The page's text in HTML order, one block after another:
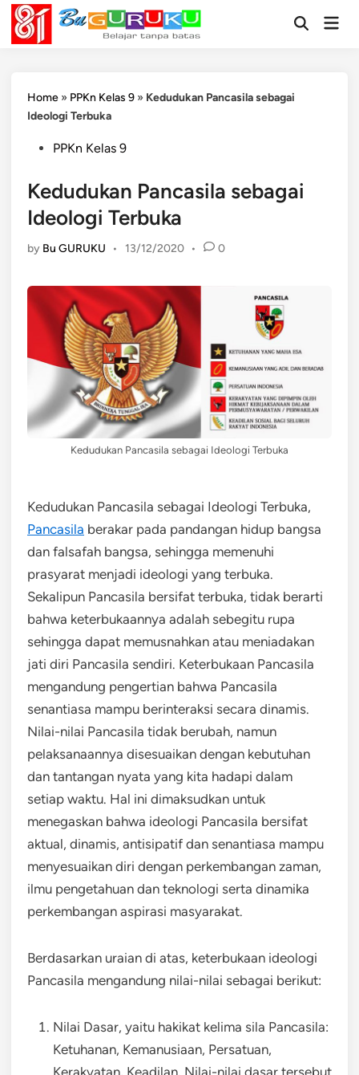
Skip
content
OpenMain
Home » PPKn Kelas 9 » Kedudukan Pancasila sebagai
Ideologi Terbuka
PostedPPKn Kelas 9
Kedudukan Pancasila sebagai
Ideologi Terbuka
by Bu GURUKU • 13/12/2020 • 0
Kedudukan Pancasila sebagai Ideologi Terbuka
Kedudukan Pancasila sebagai Ideologi Terbuka,
Pancasila berakar pada pandangan hidup bangsa
dan falsafah bangsa, sehingga memenuhi
prasyarat menjadi ideologi yang terbuka.
Sekalipun Pancasila bersifat terbuka, tidak berarti
bahwa keterbukaannya adalah sebegitu rupa
sehingga dapat memusnahkan atau meniadakan
jati diri Pancasila sendiri. Keterbukaan Pancasila
mengandung pengertian bahwa Pancasila
senantiasa mampu berinteraksi secara dinamis.
Nilai-nilai Pancasila tidak berubah, namun
pelaksanaannya disesuaikan dengan kebutuhan
dan tantangan nyata yang kita hadapi dalam
setiap waktu. Hal ini dimaksudkan untuk
menegaskan bahwa ideologi Pancasila bersifat
aktual, dinamis, antisipatif dan senantiasa mampu
menyesuaikan diri dengan perkembangan zaman,
ilmu pengetahuan dan teknologi serta dinamika
perkembangan aspirasi masyarakat.
Berdasarkan uraian di atas, keterbukaan ideologi
Pancasila mengandung nilai-nilai sebagai berikut:
Nilai Dasar, yaitu hakikat kelima sila Pancasila:
Ketuhanan, Kemanusiaan, Persatuan,
Kerakyatan, Keadilan. Nilai-nilai dasar tersebut